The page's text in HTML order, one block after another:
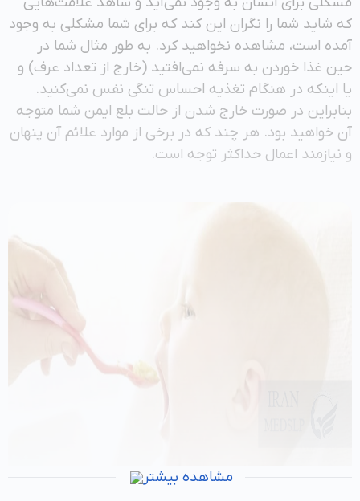
که شاید شما را نگران این کند که برای شما مشکلی به وجود
آمده است، مشاهده نخواهید کرد. به طور مثال شما در
حین غذا خوردن به سرفه نمی‌افتید (خارج از تعداد عرف) و
یا اینکه در هنگام تغذیه احساس تنگی نفس نمی‌کنید.
بنابراین در صورت خارج شدن از حالت بلع ایمن شما متوجه
آن خواهید بود. هر چند که در برخی از موارد علائم آن پنهان
و نیازمند اعمال حداکثر توجه است.
مشاهده بیشتر